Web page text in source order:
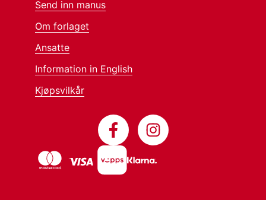
Send inn manus
Om forlaget
Ansatte
Information in English
Kjøpsvilkår